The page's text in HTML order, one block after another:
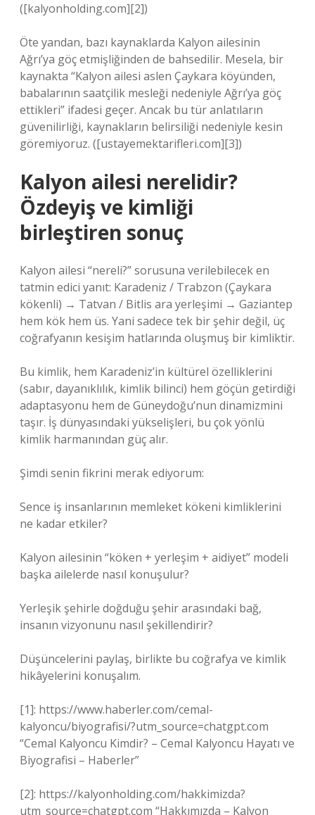
([kalyonholding.com][2])
Öte yandan, bazı kaynaklarda Kalyon ailesinin
Ağrı’ya göç etmişliğinden de bahsedilir. Mesela, bir
kaynakta “Kalyon ailesi aslen Çaykara köyünden,
babalarının saatçilik mesleği nedeniyle Ağrı’ya göç
ettikleri” ifadesi geçer. Ancak bu tür anlatıların
güvenilirliği, kaynakların belirsiliği nedeniyle kesin
göremiyoruz. ([ustayemektarifleri.com][3])
Kalyon ailesi nerelidir?
Özdeyiş ve kimliği
birleştiren sonuç
Kalyon ailesi “nereli?” sorusuna verilebilecek en
tatmin edici yanıt: Karadeniz / Trabzon (Çaykara
kökenli) → Tatvan / Bitlis ara yerleşimi → Gaziantep
hem kök hem üs. Yani sadece tek bir şehir değil, üç
coğrafyanın kesişim hatlarında oluşmuş bir kimliktir.
Bu kimlik, hem Karadeniz’in kültürel özelliklerini
(sabır, dayanıklılık, kimlik bilinci) hem göçün getirdiği
adaptasyonu hem de Güneydoğu’nun dinamizmini
taşır. İş dünyasındaki yükselişleri, bu çok yönlü
kimlik harmanından güç alır.
Şimdi senin fikrini merak ediyorum:
Sence iş insanlarının memleket kökeni kimliklerini
ne kadar etkiler?
Kalyon ailesinin “köken + yerleşim + aidiyet” modeli
başka ailelerde nasıl konuşulur?
Yerleşik şehirle doğduğu şehir arasındaki bağ,
insanın vizyonunu nasıl şekillendirir?
Düşüncelerini paylaş, birlikte bu coğrafya ve kimlik
hikâyelerini konuşalım.
[1]: https://www.haberler.com/cemal-
kalyoncu/biyografisi/?utm_source=chatgpt.com
“Cemal Kalyoncu Kimdir? – Cemal Kalyoncu Hayatı ve
Biyografisi – Haberler”
[2]: https://kalyonholding.com/hakkimizda?
utm_source=chatgpt.com “Hakkımızda – Kalyon